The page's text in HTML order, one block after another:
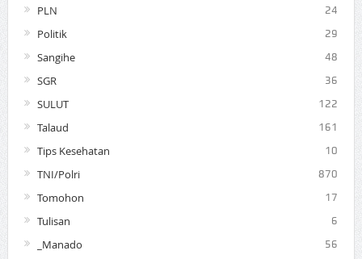
PLN 24
Politik 29
Sangihe 48
SGR 36
SULUT 122
Talaud 161
Tips Kesehatan 10
TNI/Polri 870
Tomohon 17
Tulisan 6
_Manado 56